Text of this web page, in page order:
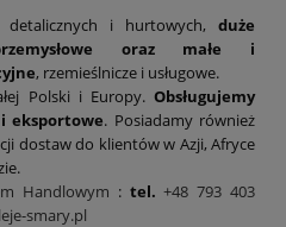
detalicznych i hurtowych, duże
oraz małe i
, rzemieślnicze i usługowe.
Polski i Europy. Obsługujemy
eksportowe. Posiadamy również
dostaw do klientów w Azji, Afryce
Handlowym : tel.+48 793 403
smary.pl